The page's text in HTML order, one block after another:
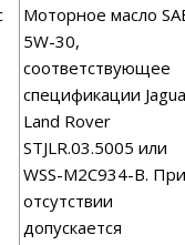
Моторное масло
5W-30,
соответствующее
спецификации
Land Rover
STJLR.03.5005 или
WSS-M2C934-B. При
отсутствии
допускается